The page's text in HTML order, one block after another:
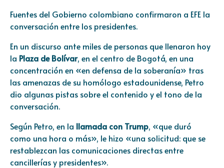
Fuentes del Gobierno colombiano confirmaron a EFE la
conversación entre los presidentes.
En un discurso ante miles de personas que llenaron hoy
la Plaza de Bolívar, en el centro de Bogotá, en una
concentración en «en defensa de la soberanía» tras
las amenazas de su homólogo estadounidense, Petro
dio algunas pistas sobre el contenido y el tono de la
conversación.
Según Petro, en la llamada con Trump, «que duró
como una hora o más», le hizo «una solicitud: que se
restablezcan las comunicaciones directas entre
cancillerías y presidentes».